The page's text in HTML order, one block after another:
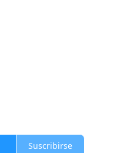
Suscribirse